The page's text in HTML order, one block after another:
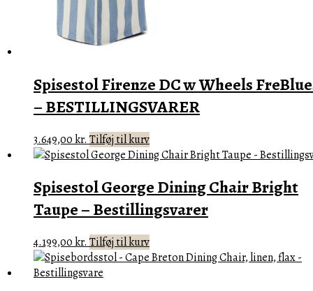
Spisestol Firenze DC w Wheels
– BESTILLINGSVARER
3.649,00kr. Tilføj til kurv
Spisestol George Dining Chair Bright
Taupe – Bestillingsvarer
4.199,00kr. Tilføj til kurv